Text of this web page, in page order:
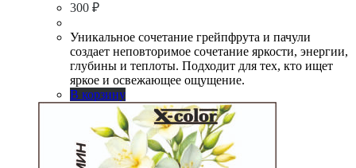
300 ₽
Уникальное сочетание грейпфрута и пачули
создает неповторимое сочетание яркости, энергии,
глубины и теплоты. Подходит для тех, кто ищет
яркое и освежающее ощущение.
В корзину